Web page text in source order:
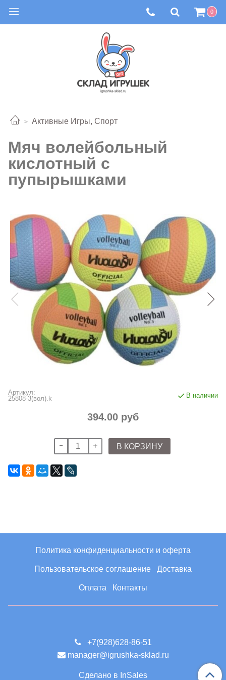
0
Активные Игры, Спорт
Мяч волейбольный
кислотный с
пупырышками
Артикул:
25808-3(вол).k
В наличии
394.00 руб
В КОРЗИНУ
Политика конфиденциальности и оферта
Пользовательское соглашение Доставка
Оплата Контакты
+7(928)628-86-51
manager@igrushka-sklad.ru
Сделано в InSales